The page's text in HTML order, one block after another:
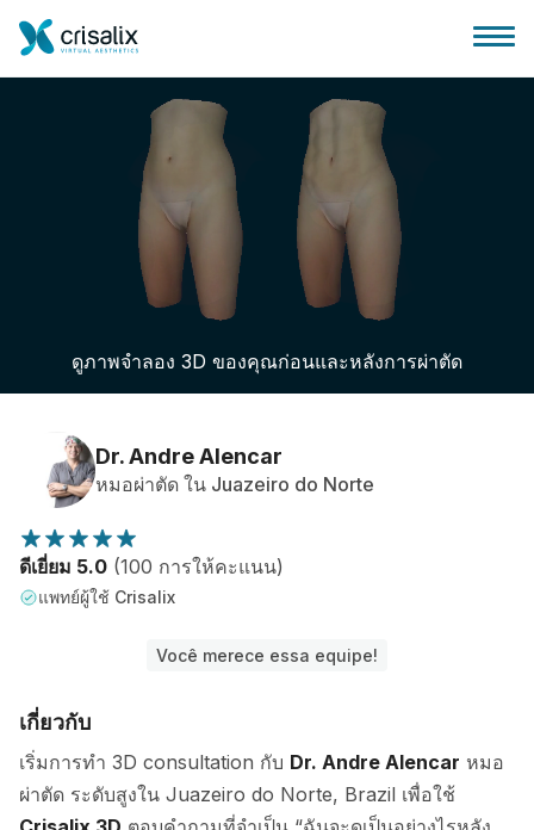
บ้านของหมอผ่าตัด
แพลตฟอร์มธุรกิจ 3D
แผน
ความคิดเห็นของคนไข้
ดูภาพจำลอง 3D ของคุณก่อนและหลังการผ่าตัด
Dr. Andre Alencar
หมอผ่าตัด ใน Juazeiro do Norte
ดีเยี่ยม 5.0 (100 การให้คะแนน)
แพทย์ผู้ใช้ Crisalix
Você merece essa equipe!
เกี่ยวกับ
เริ่มการทำ 3D consultation กับ Dr. Andre Alencar หมอ
ผ่าตัด ระดับสูงใน Juazeiro do Norte, Brazil เพื่อใช้